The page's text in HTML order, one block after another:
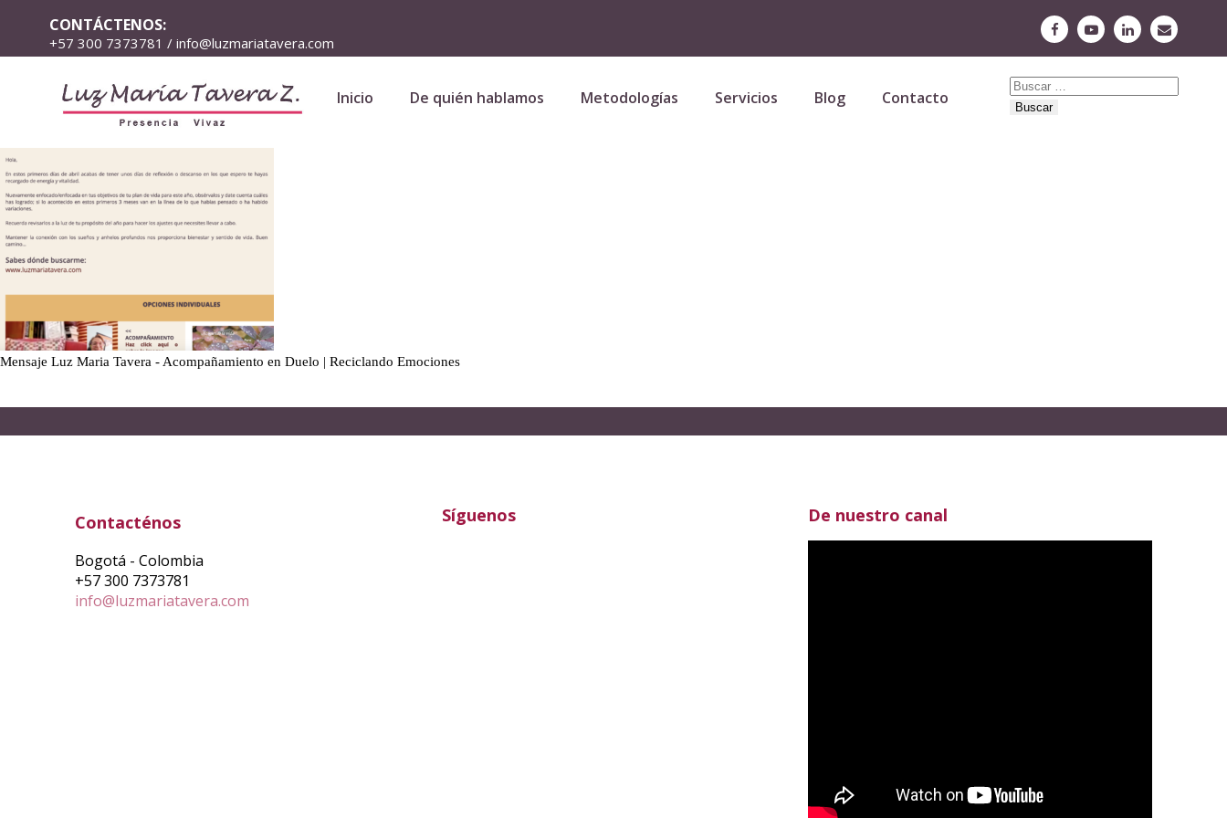
CONTÁCTENOS:
+57 300 7373781 / info@luzmariatavera.com
Inicio De quién hablamos Metodologías Servicios Blog Contacto
Buscar:
Mensaje Luz Maria Tavera - Acompañamiento en Duelo | Reciclando Emociones
Contacténos
Bogotá - Colombia
+57 300 7373781
info@luzmariatavera.com
Síguenos De nuestro canal